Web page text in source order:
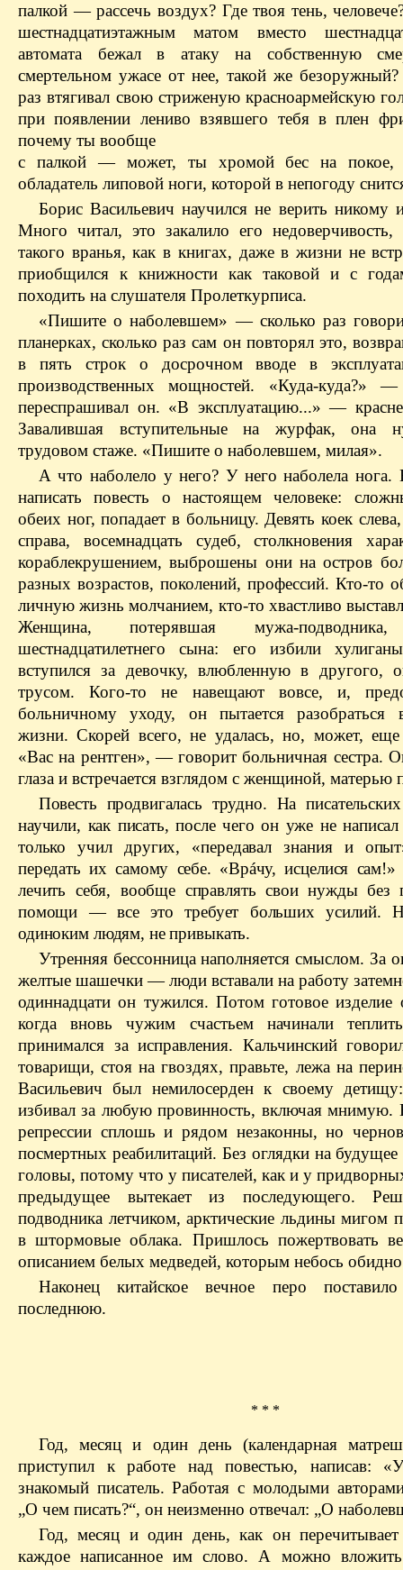
палкой — рассечь воздух? Где твоя тень,
шестнадцатиэтажным матом вместо
автомата бежал в атаку на собственную
смертельном ужасе от нее, такой же
раз втягивал свою стриженую красноармейскую
при появлении лениво взявшего тебя в плен
почему ты вообще
с палкой — может, ты хромой бес на покое,
обладатель липовой ноги, которой в непогоду
Борис Васильевич научился не верить никому
Много читал, это закалило его
такого вранья, как в книгах, даже в жизни не
приобщился к книжности как таковой и с
походить на слушателя Пролеткурписа.
«Пишите о наболевшем» — сколько раз
планерках, сколько раз сам он повторял это,
в пять строк о досрочном вводе в
производственных мощностей. «Куда-куда?» —
переспрашивал он. «В эксплуатацию...» —
Завалившая вступительныена журфак, она
трудовом стаже. «Пишите о наболевшем, милая».
А что наболело у него? У него наболела нога.
написать повесть о настоящем человеке:
обеих ног, попадает в больницу. Девять коек
справа, восемнадцать судеб, столкновения
кораблекрушением, выброшены они на остров
разных возрастов, поколений, профессий. Кто-то
личную жизнь молчанием, кто-то хвастливо
Женщина, потерявшая мужа-подводника,
шестнадцатилетнего сына: его избили
вступился за девочку, влюбленнуюв другого,
трусом. Кого-то не навещают вовсе, и,
больничному уходу, он пытается разобраться
жизни. Скорей всего, не удалась, но, может,
«Вас на рентген», — говорит больничная сестра.
глаза и встречается взглядом с женщиной, матерью
Повесть продвигалась трудно. На
научили, как писать, после чего он уже не
только учил других, «передавал знания и
передать их самому себе. «Врáчу,исцелися сам!»
лечить себя, вообще справлять свои нужды без
помощи — все это требует больших усилий.
одиноким людям, не привыкать.
Утренняя бессонница наполняется смыслом. За
желтые шашечки — люди вставали на работу
одиннадцати он тужился. Потом готовое изделие
когда вновь чужим счастьем начинали
принимался за исправления. Кальчинский
товарищи, стоя на гвоздях, правьте, лежа на
Васильевич был немилосерден к своему
избивал за любую провинность, включая мнимую.
репрессии сплошь и рядом незаконны, но
посмертных реабилитаций. Без оглядки на будущее
головы, потому что у писателей, как и у
предыдущее вытекает из последующего.
подводника летчиком, арктические льдины мигом
в штормовые облака. Пришлось пожертвовать
описанием белых медведей, которым небось
Наконец китайское вечное перо
последнюю.
* * *
Год, месяц и один день (календарная
приступил к работе над повестью, написав:
знакомый писатель. Работая с молодыми
„О чем писать?“, он неизменно отвечал: „О
Год, месяц и один день, как он
каждое написанное им слово. А можно